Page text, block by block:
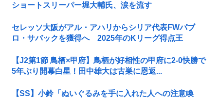
ショートスリーパー堀大輔氏、涙を流す
セレッソ大阪がアル・アハリからシリア代表FWパブ
ロ・サバックを獲得へ 2025年のKリーグ得点王
【J2第1節 鳥栖×甲府】鳥栖が好相性の甲府に2-0快勝で
5年ぶり開幕白星！田中雄大は古巣に恩返...
【SS】小鈴「ぬいぐるみを手に入れた人への注意喚